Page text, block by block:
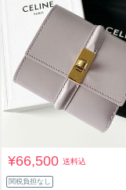
¥66,500送料込
関税負担なし